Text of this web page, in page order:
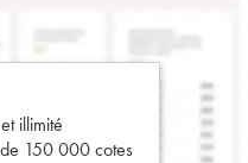
illimité
150 000 cotes